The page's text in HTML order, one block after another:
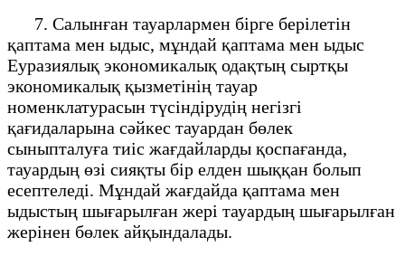
7. Салынған тауарлармен бірге берілетін
қаптама мен ыдыс, мұндай қаптама мен ыдыс
Еуразиялық экономикалық одақтың сыртқы
экономикалық қызметінің тауар
номенклатурасын түсіндірудің негізгі
қағидаларына сәйкес тауардан бөлек
сыныпталуға тиіс жағдайларды қоспағанда,
тауардың өзі сияқты бір елден шыққан болып
есептеледі. Мұндай жағдайда қаптама мен
ыдыстың шығарылған жері тауардың шығарылған
жерінен бөлек айқындалады.